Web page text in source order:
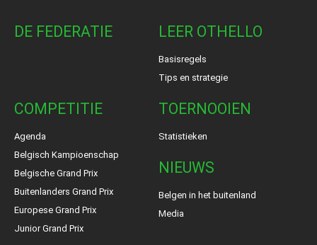
DE FEDERATIE LEER OTHELLO
Basisregels
Tips en strategie
COMPETITIE
Agenda
Belgisch Kampioenschap
Belgische Grand Prix
Buitenlanders Grand Prix
Europese Grand Prix
Junior Grand Prix
TOERNOOIEN
Statistieken
NIEUWS
Belgen in het buitenland
Media